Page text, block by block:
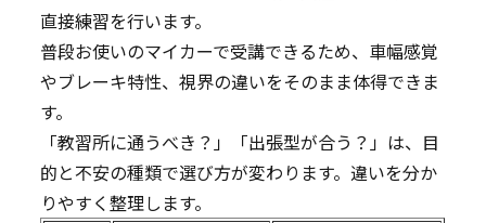
直接練習を行います。
普段お使いのマイカーで受講できるため、車幅感覚
やブレーキ特性、視界の違いをそのまま体得できま
す。
「教習所に通うべき？」「出張型が合う？」は、目
的と不安の種類で選び方が変わります。違いを分か
りやすく整理します。